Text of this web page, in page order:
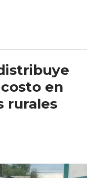
en
rurales